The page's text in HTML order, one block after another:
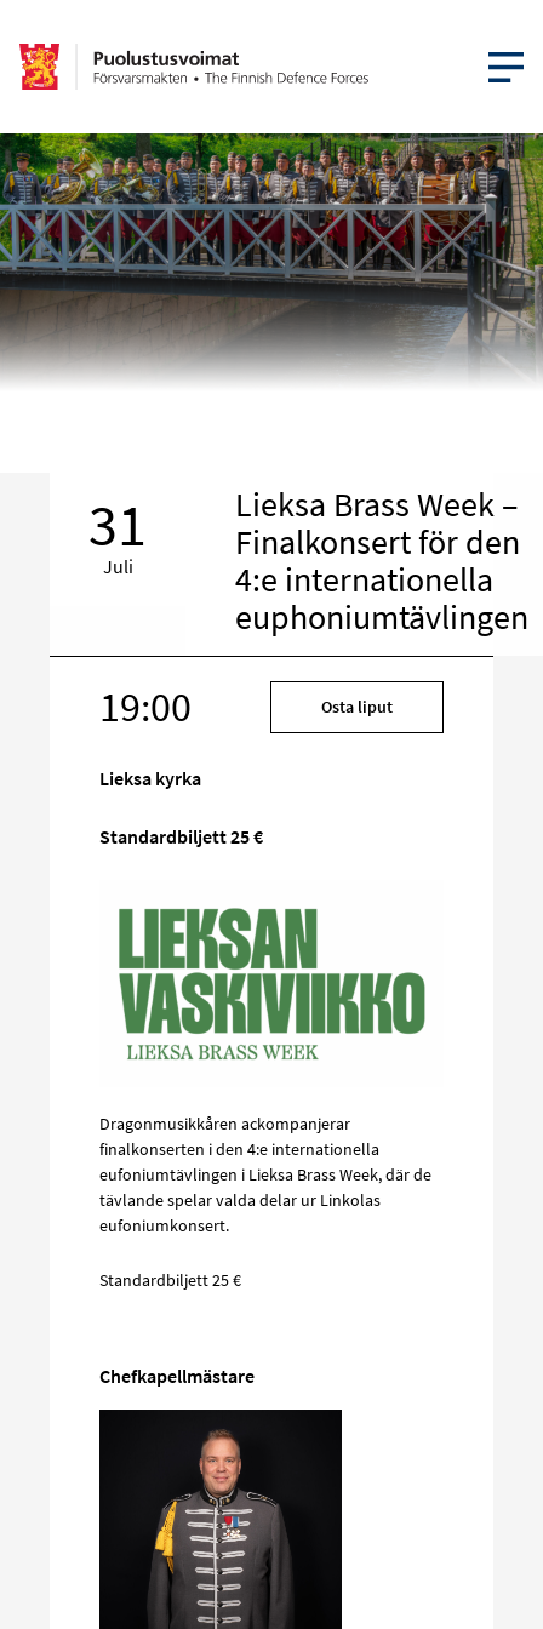
ÖPPNA
31
Juli
Lieksa Brass Week –
Finalkonsert för den
4:e internationella
euphoniumtävlingen
19:00 Osta liput
Lieksa kyrka
Standardbiljett 25 €
Dragonmusikkåren ackompanjerar
finalkonserten i den 4:e internationella
eufoniumtävlingen i Lieksa Brass Week, där de
tävlande spelar valda delar ur Linkolas
eufoniumkonsert.
Standardbiljett 25 €
Chefkapellmästare